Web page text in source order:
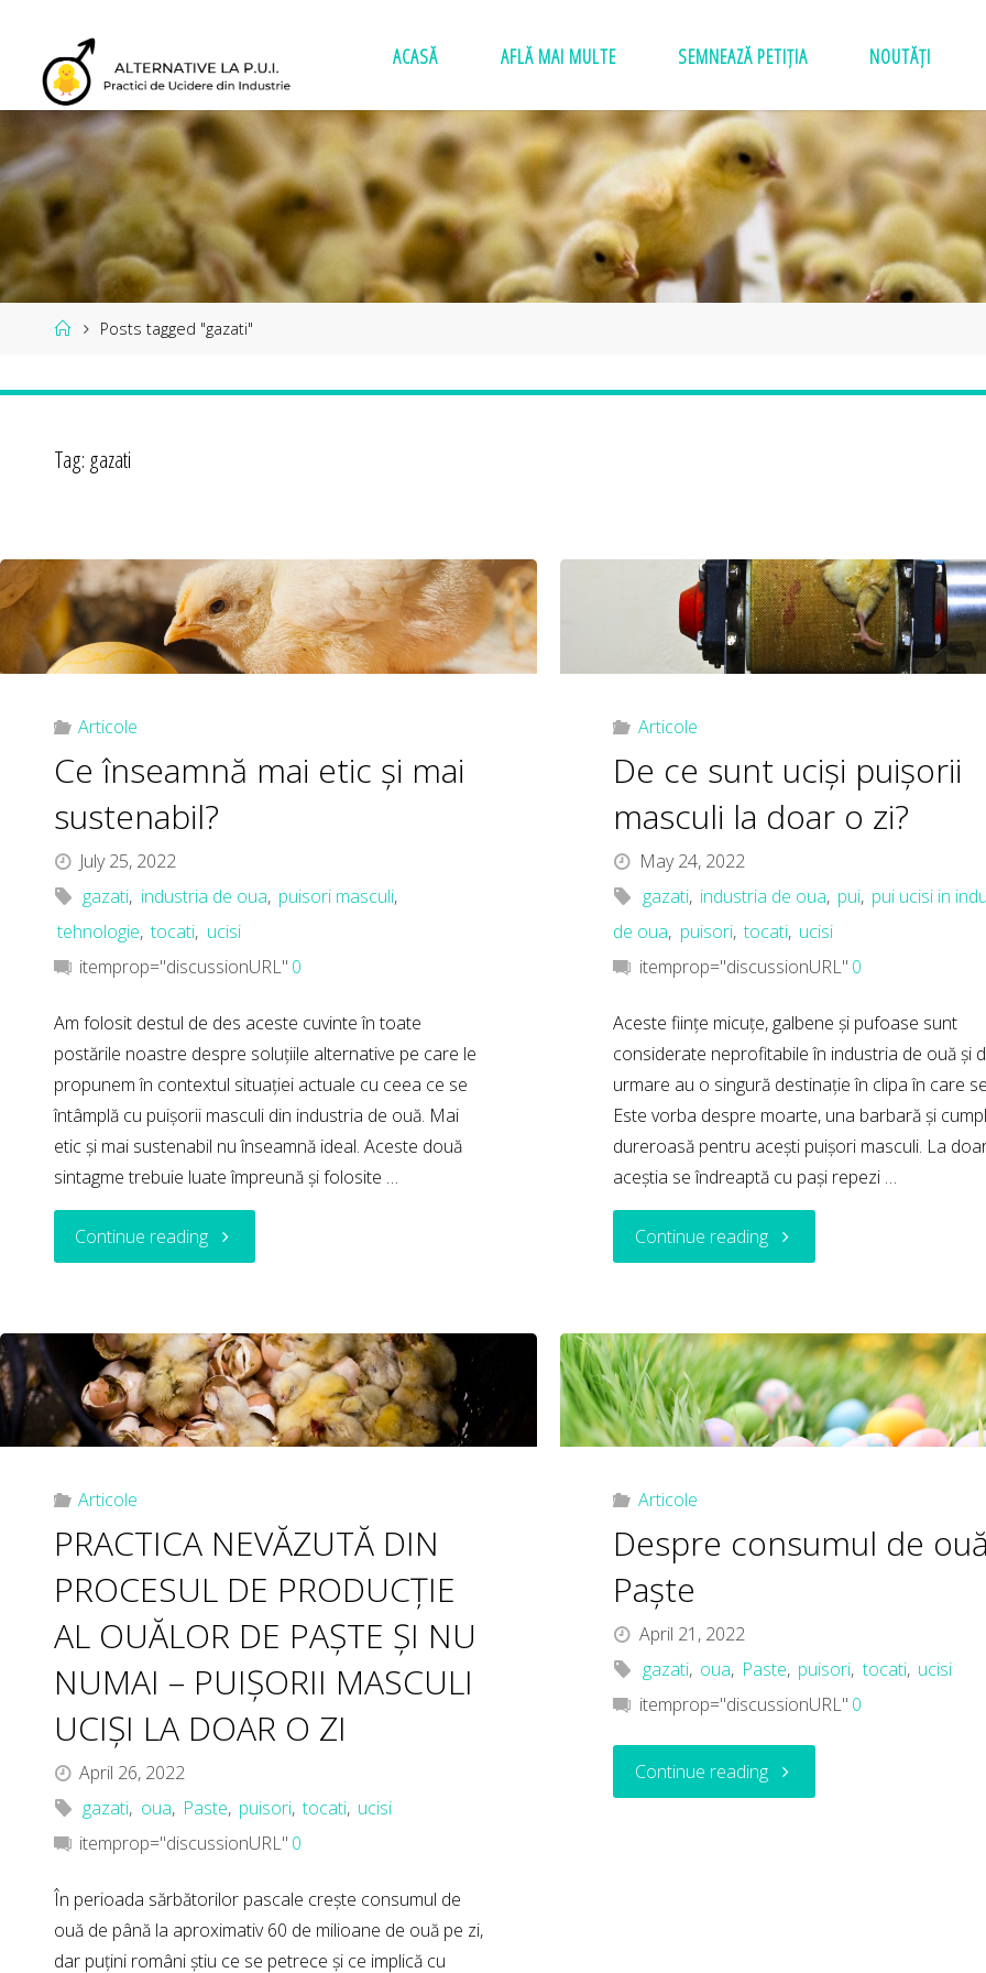
content
ACASĂ AFLĂ MAI MULTE SEMNEAZĂ PETIȚIA NOUTĂȚI
HomePosts tagged "gazati"
Tag: gazati
Articole
Ce înseamnă mai etic și mai
sustenabil?
July 25, 2022
gazati, industria de oua, puisori masculi,
tehnologie, tocati, ucisi
itemprop="discussionURL" 0
Am folosit destul de des aceste cuvinte în toate
postările noastre despre soluțiile alternative pe care le
propunem în contextul situației actuale cu ceea ce se
întâmplă cu puișorii masculi din industria de ouă. Mai
etic și mai sustenabil nu înseamnă ideal. Aceste două
sintagme trebuie luate împreună și folosite …
Continue reading"Ce
mai
etic
și
sustenabil?"
Articole
De ce sunt uciși puișorii
masculi la doar o zi?
May 24, 2022
gazati, industria de oua, pui, pui ucisi in
de oua, puisori, tocati, ucisi
itemprop="discussionURL" 0
Aceste ființe micuțe, galbene și pufoase sunt
considerate neprofitabile în industria de ouă și
urmare au o singură destinație în clipa în care
Este vorba despre moarte, una barbară și
dureroasă pentru acești puișori masculi. La
aceștia se îndreaptă cu pași repezi …
Continue reading"De
sunt
uciși
puișorii
la
o
zi?"
Articole
PRACTICA NEVĂZUTĂ DIN
PROCESUL DE PRODUCȚIE
AL OUĂLOR DE PAȘTE ȘI NU
NUMAI – PUIȘORII MASCULI
UCIȘI LA DOAR O ZI
April 26, 2022
gazati, oua, Paste, puisori, tocati, ucisi
itemprop="discussionURL" 0
În perioada sărbătorilor pascale crește consumul de
ouă de până la aproximativ 60 de milioane de ouă pe zi,
dar puțini români știu ce se petrece și ce implică cu
Articole
Despre consumul de
Paște
April 21, 2022
gazati, oua, Paste, puisori, tocati, ucisi
itemprop="discussionURL" 0
Continue reading"Despre